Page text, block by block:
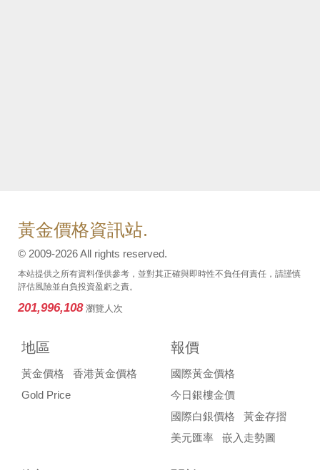
黃金價格資訊站.
© 2009-2026 All rights reserved.
本站提供之所有資料僅供參考，並對其正確與即時性不負任何責任，請謹慎
評估風險並自負投資盈虧之責。
201,996,108 瀏覽人次
地區
黃金價格
香港黃金價格
Gold Price
報價
國際黃金價格
今日銀樓金價
國際白銀價格
黃金存摺
美元匯率
嵌入走勢圖